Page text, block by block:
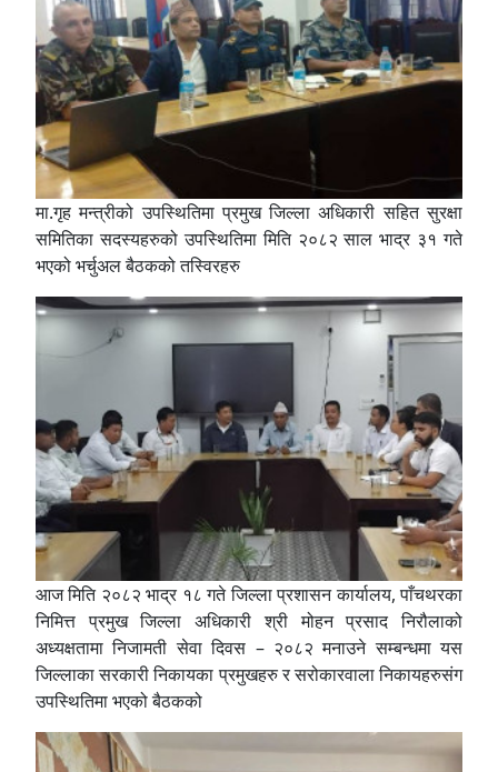
मा.गृह मन्त्रीको उपस्थितिमा प्रमुख जिल्ला अधिकारी सहित सुरक्षा
समितिका सदस्यहरुको उपस्थितिमा मिति २०८२ साल भाद्र ३१ गते
भएको भर्चुअल बैठकको तस्विरहरु
आज मिति २०८२ भाद्र १८ गते जिल्ला प्रशासन कार्यालय, पाँचथरका
निमित्त प्रमुख जिल्ला अधिकारी श्री मोहन प्रसाद निरौलाको
अध्यक्षतामा निजामती सेवा दिवस – २०८२ मनाउने सम्बन्धमा यस
जिल्लाका सरकारी निकायका प्रमुखहरु र सरोकारवाला निकायहरुसंग
उपस्थितिमा भएको बैठकको